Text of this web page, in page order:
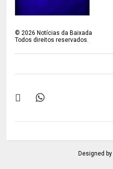
©2026 Notícias da Baixada
Todos direitos reservados.
Designed by